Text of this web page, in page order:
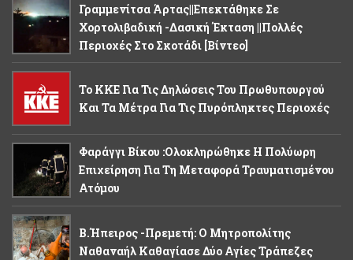
Γραμμενίτσα Άρτας||Επεκτάθηκε Σε
Χορτολιβαδική -δασική Έκταση ||Πολλές
Περιοχές Στο Σκοτάδι [βίντεο]
Το ΚΚΕ Για Τις Δηλώσεις Του Πρωθυπουργού
Και Τα Μέτρα Για Τις Πυρόπληκτες Περιοχές
Φαράγγι Βίκου :Ολοκληρώθηκε Η Πολύωρη
Επιχείρηση Για Τη Μεταφορά Τραυματισμένου
Ατόμου
Β.Ήπειρος -Πρεμετή: Ο Μητροπολίτης
Ναθαναήλ Καθαγίασε Δύο Αγίες Τράπεζες